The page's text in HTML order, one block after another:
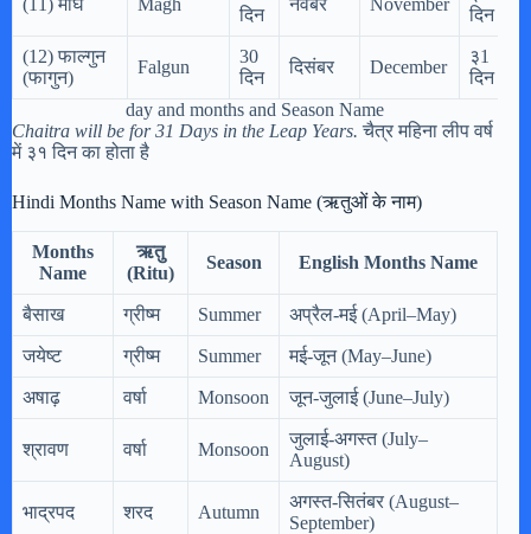
(11) माघ Magh
दिन
नवंबर November
दिन
(12) फाल्गुन
(फागुन)
Falgun
30
दिन
दिसंबर December
३1
दिन
day and months and Season Name
Chaitra will be for 31 Days in the Leap Years. चैत्र महिना लीप वर्ष
में ३१ दिन का होता है
Hindi Months Name with Season Name (ऋतुओं के नाम)
Months
Name
ऋतु
(Ritu)
Season English Months Name
बैसाख ग्रीष्म Summer अप्रैल-मई (April–May)
जयेष्ट ग्रीष्म Summer मई-जून (May–June)
अषाढ़ वर्षा Monsoon जून-जुलाई (June–July)
श्रावण वर्षा Monsoon
जुलाई-अगस्त (July–
August)
भाद्रपद शरद Autumn
अगस्त-सितंबर (August–
September)